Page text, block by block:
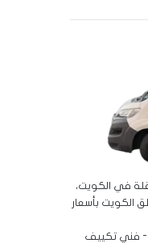
في الكويت،
لكافة مناطق الكويت بأسعار
- فني تكييف